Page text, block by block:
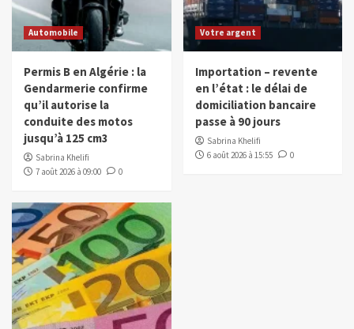
Automobile
Permis B en Algérie : la
Gendarmerie confirme
qu’il autorise la
conduite des motos
jusqu’à 125 cm3
Sabrina Khelifi
7 août 2026 à 09:00
0
Votre argent
Importation – revente
en l’état : le délai de
domiciliation bancaire
passe à 90 jours
Sabrina Khelifi
6 août 2026 à 15:55
0